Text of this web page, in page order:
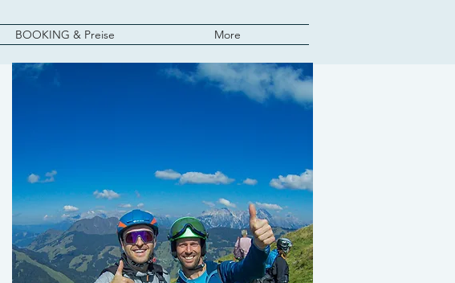
BOOKING & Preise More